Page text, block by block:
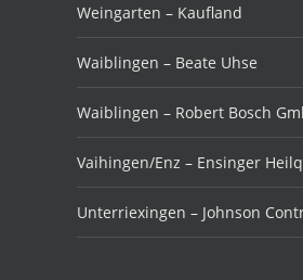
Weingarten – Kaufland
Waiblingen – Beate Uhse
Waiblingen – Robert Bosch
Vaihingen/Enz – Ensinger
Unterriexingen – Johnson